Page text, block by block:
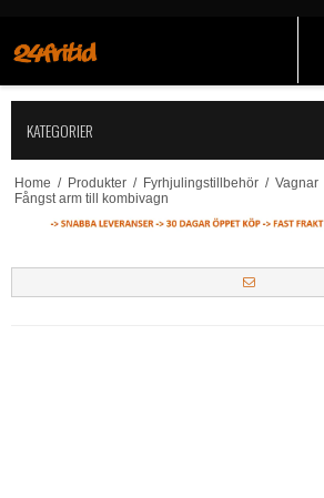
KATEGORIER
Home / Produkter / Fyrhjulingstillbehör / Vagnar
Fångst arm till kombivagn